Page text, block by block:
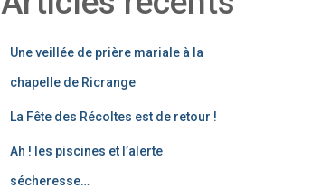
Une veillée de prière mariale à la
chapelle de Ricrange
La Fête des Récoltes est de retour !
Ah ! les piscines et l’alerte
sécheresse…